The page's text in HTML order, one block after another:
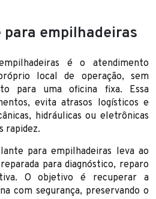
empilhadeiras
é o atendimento
local de operação, sem
para uma oficina fixa. Essa
evita atrasos logísticos e
hidráulicas ou eletrônicas
rapidez.
para empilhadeiras leva ao
para diagnóstico, reparo
O objetivo é recuperar a
com segurança, preservando o